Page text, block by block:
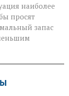
наиболее
просят
запас